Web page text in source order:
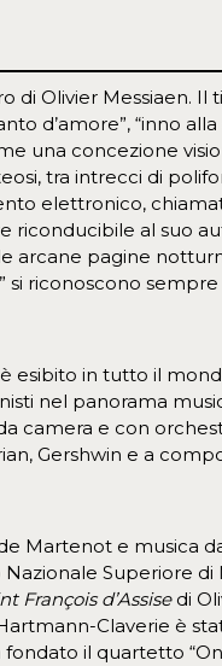
di Olivier Messiaen. Il
d’amore”, “inno alla
una concezione
tra intrecci di
elettronico,
al suo
arcane pagine
si riconoscono
esibito in tutto il
nel panorama
camera e con
Gershwin e a
Martenot e musica
Superiore di
François d’Assisedi
Claverie è
il quartetto